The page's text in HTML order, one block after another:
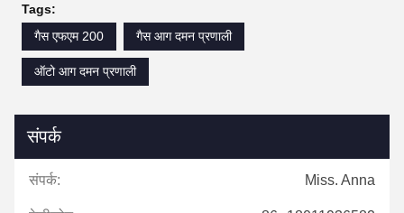
Tags:
गैस एफएम 200
गैस आग दमन प्रणाली
ऑटो आग दमन प्रणाली
संपर्क
संपर्क: Miss. Anna